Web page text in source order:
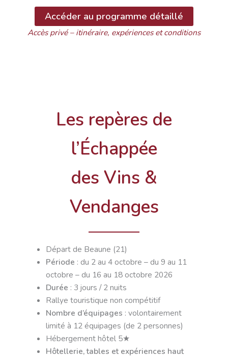
Accéder au programme détaillé
Accès privé – itinéraire, expériences et conditions
Les repères de
l’Échappée
des Vins &
Vendanges
Départ de Beaune (21)
Période : du 2 au 4 octobre – du 9 au 11
octobre – du 16 au 18 octobre 2026
Durée : 3 jours / 2 nuits
Rallye touristique non compétitif
Nombre d’équipages : volontairement
limité à 12 équipages (de 2 personnes)
Hébergement hôtel 5★
Hôtellerie, tables et expériences haut